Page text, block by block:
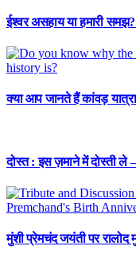
ईश्वर असहाय या हमारी
क्या आप जानते हैं कांवड़
दोस्त : इस ज़माने में दोस्ती ले
मुंशी प्रेमचंद जयंती पर रालोद